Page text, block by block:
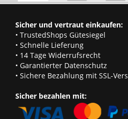
Sicher und vertraut einkaufen:
• TrustedShops Gütesiegel
• Schnelle Lieferung
• 14 Tage Widerrufsrecht
• Garantierter Datenschutz
• Sichere Bezahlung mit SSL-
Sicher bezahlen mit: